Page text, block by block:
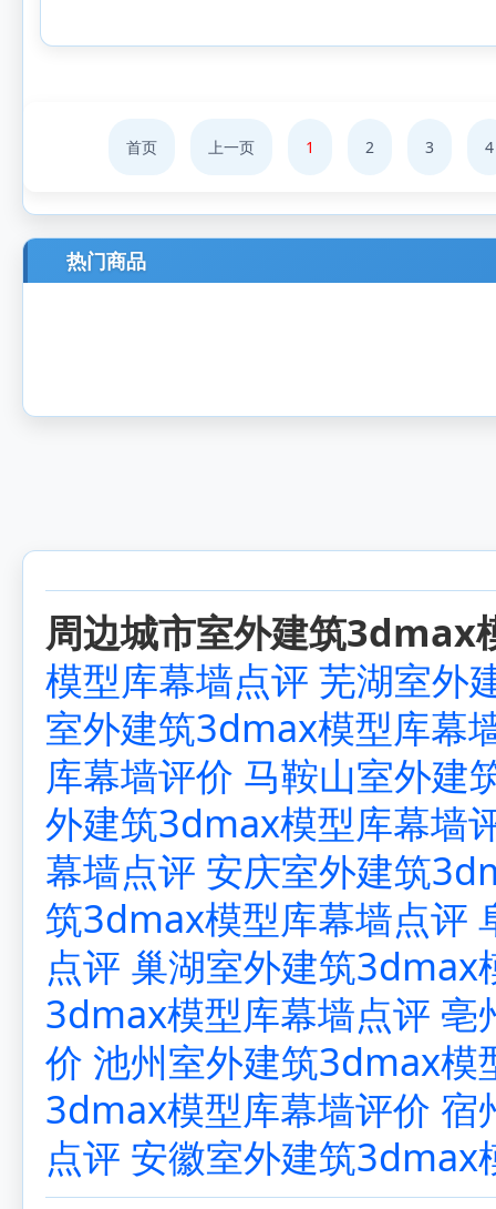
首页 上一页 1 2 3 4
热门商品
周边城市室外建筑3dmax
模型库幕墙点评 芜湖室外
室外建筑3dmax模型库幕
库幕墙评价 马鞍山室外建
外建筑3dmax模型库幕墙
幕墙点评 安庆室外建筑
筑3dmax模型库幕墙点评
点评 巢湖室外建筑3dmax
3dmax模型库幕墙点评 亳
价 池州室外建筑3dmax模
3dmax模型库幕墙评价 宿
点评 安徽室外建筑3dmax